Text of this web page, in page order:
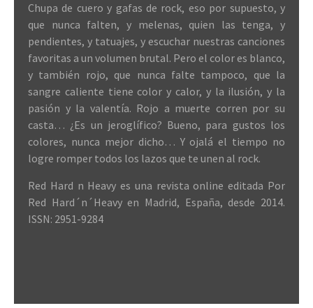
Chupa de cuero y gafas de rock, eso por supuesto, y
que nunca falten, y melenas, quien las tenga, y
pendientes, y tatuajes, y escuchar nuestras canciones
favoritas a un volumen brutal. Pero el color es blanco,
y también rojo, que nunca falte tampoco, que la
sangre caliente tiene color y calor, y la ilusión, y la
pasión y la valentía. Rojo a muerte corren por su
casta… ¿Es un jeroglífico? Bueno, para gustos los
colores, nunca mejor dicho… Y ojalá el tiempo no
logre romper todos los lazos que te unen al rock.
Red Hard n Heavy es una revista online editada Por
Red Hard´n´Heavy en Madrid, España, desde 2014.
ISSN: 2951-9284